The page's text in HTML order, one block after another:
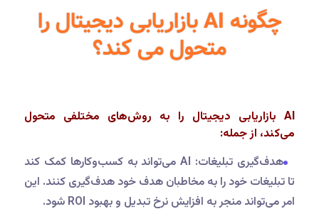
چگونه AI بازاریابی دیجیتال را
متحول می کند؟
AI بازاریابی دیجیتال را به روش‌های مختلفی متحول
می‌کند، از جمله:
هدف‌گیری تبلیغات: AI می‌تواند به کسب‌وکارها کمک کند
تا تبلیغات خود را به مخاطبان هدف خود هدف‌گیری کنند. این
امر می‌تواند منجر به افزایش نرخ تبدیل و بهبود ROI شود.